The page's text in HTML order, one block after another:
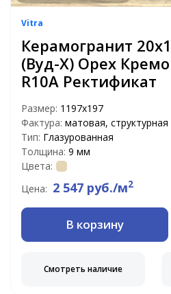
Vitra
Керамогранит
(Вуд-Х) Орех
R10A Ректификат
Размер: 1197х197
Фактура: матовая, структурная
Тип: Глазурованная
Толщина: 9 мм
Цвета:
Цена: 2 547 руб./м2
В корзину
Смотреть наличие